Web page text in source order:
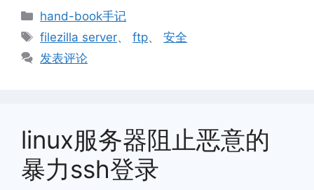
分
类
hand-book手记
标
签
filezilla server、ftp、安全
发表评论
linux服务器阻止恶意的
暴力ssh登录